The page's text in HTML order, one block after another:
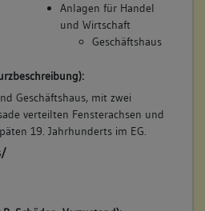
Anlagen für Handel
und Wirtschaft
Geschäftshaus
Geschäftshaus, mit zwei
verteilten Fensterachsen und
19. Jahrhunderts im EG.